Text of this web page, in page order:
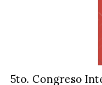
5to. Congreso